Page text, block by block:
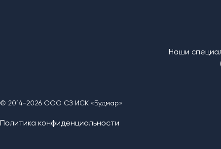
Наши
© 2014-2026 ООО СЗ ИСК «Будмар»
Политика конфиденциальности